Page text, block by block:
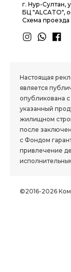
г. Нур-Султан,
БЦ "ALCATO",
Схема проезда
Настоящая
является
опубликована
указанный
жилищном
после
с Фондом
привлечение
©2016-2026